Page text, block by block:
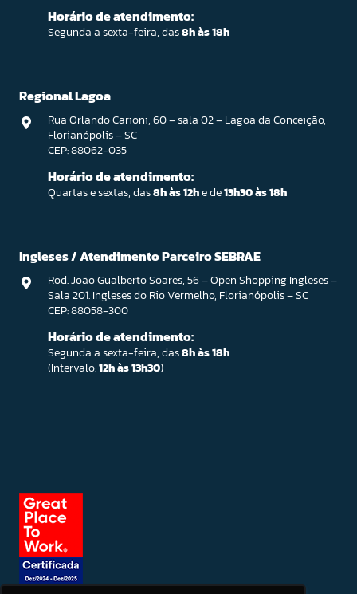
Horário de atendimento:
Segunda a sexta-feira, das8h às 18h
Regional Lagoa
Rua Orlando Carioni, 60 – sala 02 – Lagoa da Conceição,
Florianópolis – SC
CEP: 88062-035
Horário de atendimento:
Quartas e sextas, das8h às 12he de13h30 às 18h
Ingleses / Atendimento Parceiro SEBRAE
Rod. João Gualberto Soares, 56 – Open Shopping Ingleses –
Sala 201. Ingleses do Rio Vermelho, Florianópolis – SC
CEP: 88058-300
Horário de atendimento:
Segunda a sexta-feira, das8h às 18h
(Intervalo:12h às 13h30)